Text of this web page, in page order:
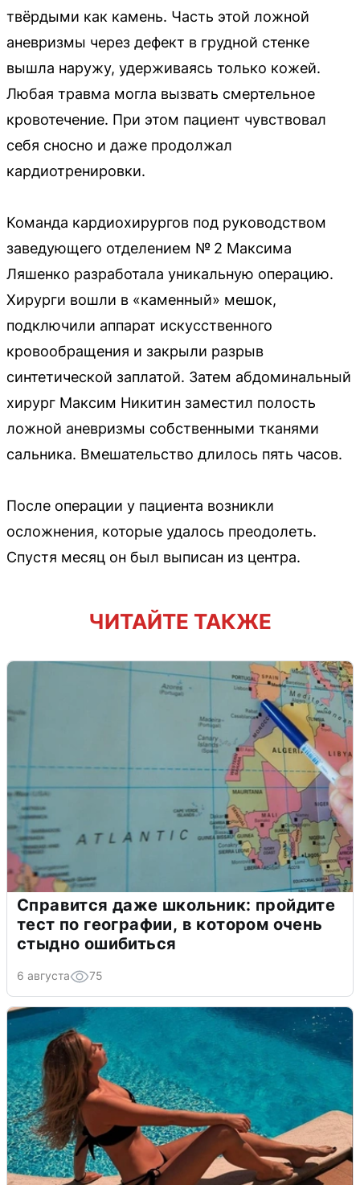
твёрдыми как камень. Часть этой ложной
аневризмы через дефект в грудной стенке
вышла наружу, удерживаясь только кожей.
Любая травма могла вызвать смертельное
кровотечение. При этом пациент чувствовал
себя сносно и даже продолжал
кардиотренировки.
Команда кардиохирургов под руководством
заведующего отделением № 2 Максима
Ляшенко разработала уникальную операцию.
Хирурги вошли в «каменный» мешок,
подключили аппарат искусственного
кровообращения и закрыли разрыв
синтетической заплатой. Затем абдоминальный
хирург Максим Никитин заместил полость
ложной аневризмы собственными тканями
сальника. Вмешательство длилось пять часов.
После операции у пациента возникли
осложнения, которые удалось преодолеть.
Спустя месяц он был выписан из центра.
ЧИТАЙТЕ ТАКЖЕ
Справится даже школьник: пройдите
тест по географии, в котором очень
стыдно ошибиться
6 августа 75